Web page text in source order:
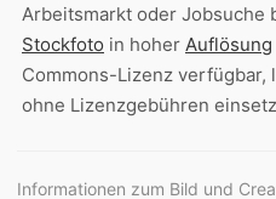
Arbeitsmarkt oder Jobsuche
Stockfoto in hoher Auflösung
Commons-Lizenz verfügbar,
ohne Lizenzgebühren
Informationen zum Bild und